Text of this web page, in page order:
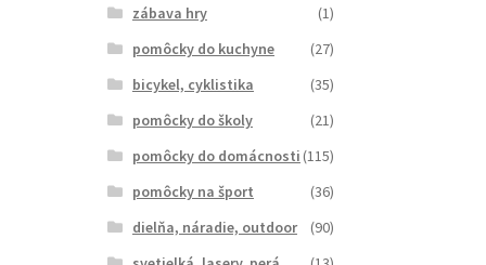
zábava hry
(1)
pomôcky do kuchyne
(27)
bicykel, cyklistika
(35)
pomôcky do školy
(21)
pomôcky do domácnosti (115)
pomôcky na šport
(36)
dielňa, náradie, outdoor
(90)